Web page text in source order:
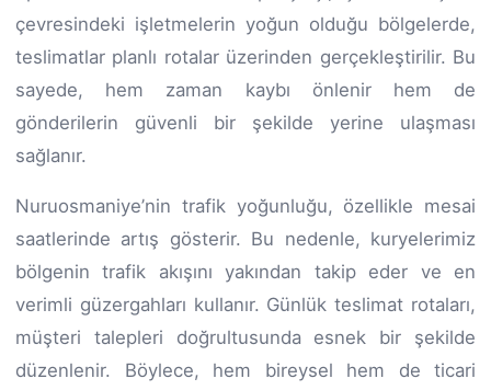
çevresindeki işletmelerin yoğun olduğu bölgelerde,
teslimatlar planlı rotalar üzerinden gerçekleştirilir. Bu
sayede, hem zaman kaybı önlenir hem de
gönderilerin güvenli bir şekilde yerine ulaşması
sağlanır.
Nuruosmaniye’nin trafik yoğunluğu, özellikle mesai
saatlerinde artış gösterir. Bu nedenle, kuryelerimiz
bölgenin trafik akışını yakından takip eder ve en
verimli güzergahları kullanır. Günlük teslimat rotaları,
müşteri talepleri doğrultusunda esnek bir şekilde
düzenlenir. Böylece, hem bireysel hem de ticari